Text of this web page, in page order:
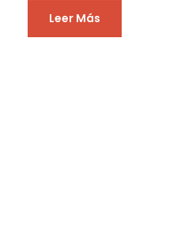
Leer Más